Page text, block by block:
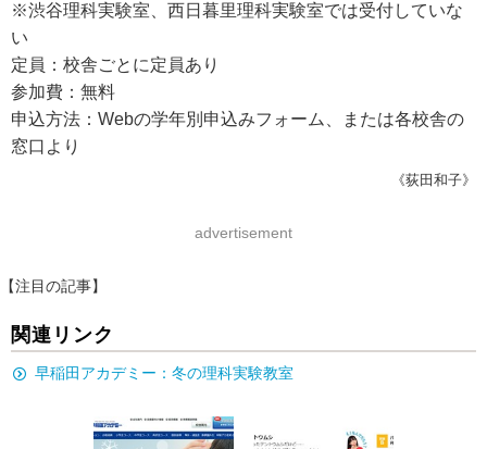
※渋谷理科実験室、西日暮里理科実験室では受付していな
い
定員：校舎ごとに定員あり
参加費：無料
申込方法：Webの学年別申込みフォーム、または各校舎の
窓口より
《荻田和子》
advertisement
【注目の記事】
関連リンク
早稲田アカデミー：冬の理科実験教室